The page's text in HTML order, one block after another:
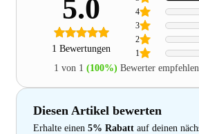
5.0
1 Bewertungen 1
2
3
4
1 von 1 (100%) Bewerter
Diesen Artikel bewerten
Erhalte einen 5% Rabatt auf deinen